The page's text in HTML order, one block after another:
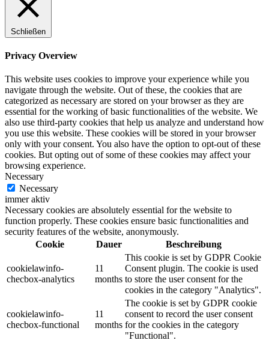
Schließen
Privacy Overview
This website uses cookies to improve your experience while you
navigate through the website. Out of these, the cookies that are
categorized as necessary are stored on your browser as they are
essential for the working of basic functionalities of the website. We
also use third-party cookies that help us analyze and understand how
you use this website. These cookies will be stored in your browser
only with your consent. You also have the option to opt-out of these
cookies. But opting out of some of these cookies may affect your
browsing experience.
Necessary
Necessary
immer aktiv
Necessary cookies are absolutely essential for the website to
function properly. These cookies ensure basic functionalities and
security features of the website, anonymously.
Cookie
Dauer Beschreibung
cookielawinfo-
checbox-analytics
11
months
This cookie is set by GDPR Cookie
Consent plugin. The cookie is used
to store the user consent for the
cookies in the category "Analytics".
cookielawinfo-
checbox-functional
11
months
The cookie is set by GDPR cookie
consent to record the user consent
for the cookies in the category
"Functional".